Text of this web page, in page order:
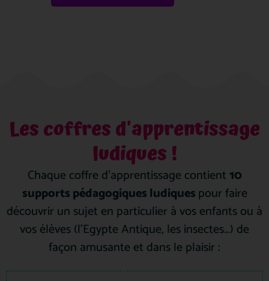
Les coffres d'apprentissage
ludiques !
Chaque coffre d’apprentissage contient 10
supports pédagogiques ludiquespour faire
découvrir un sujet en particulier à vos enfants ou à
vos élèves (l’Egypte Antique, les insectes…) de
façon amusante et dans le plaisir :